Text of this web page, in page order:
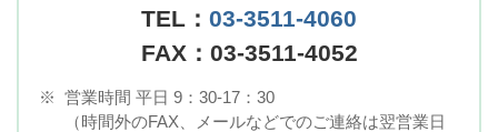
TEL： 03-3511-4060
FAX：03-3511-4052
※ 営業時間 平日 9：30-17：30
（時間外のFAX、メールなどでのご連絡は翌営業日